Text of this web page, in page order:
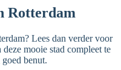
Rotterdam
Lees dan verder voor
mooie stad compleet te
benut.